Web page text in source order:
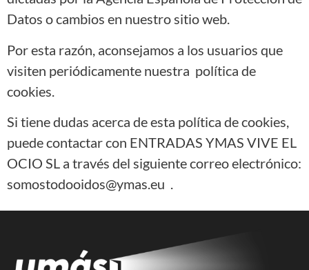
Datos o cambios en nuestro sitio web.
Por esta razón, aconsejamos a los usuarios que
visiten periódicamente nuestra política de
cookies.
Si tiene dudas acerca de esta política de cookies,
puede contactar con ENTRADAS YMAS VIVE EL
OCIO SL a través del siguiente correo electrónico:
somostodooidos@ymas.eu .